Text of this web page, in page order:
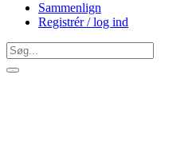
Sammenlign
Registrér / log ind